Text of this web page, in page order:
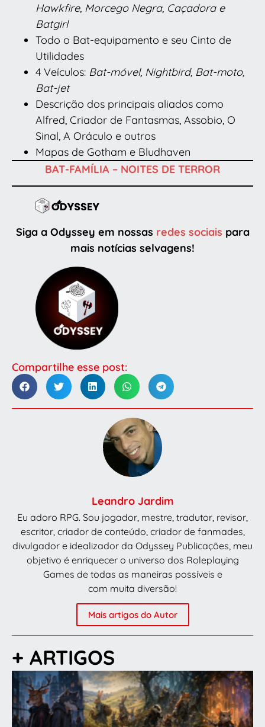
Hawkfire, Morcego Negra, Caçadora e
Batgirl
Todo o Bat-equipamento e seu Cinto de
Utilidades
4 Veículos: Bat-móvel, Nightbird, Bat-moto,
Bat-jet
Descrição dos principais aliados como
Alfred, Criador de Fantasmas, Assobio, O
Sinal, A Oráculo e outros
Mapas de Gotham e Bludhaven
BAT-FAMÍLIA – NOITES DE TERROR
Siga a Odyssey em nossas redes sociais para
mais notícias selvagens!
Compartilhe esse post:
Leandro Jardim
Eu adoro RPG. Sou jogador, mestre, tradutor, revisor,
escritor, criador de conteúdo, criador de fanmades,
divulgador e idealizador da Odyssey Publicações, meu
objetivo é enriquecer o universo dos Roleplaying
Games de todas as maneiras possíveis e
com muita diversão!
Mais artigos do Autor
+ ARTIGOS